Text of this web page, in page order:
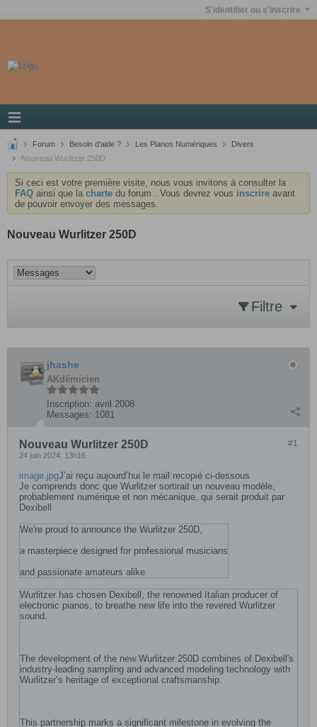
S'identifier ou s'inscrire
Forum Besoin d'aide ? Les Pianos Numériques
Divers
Nouveau Wurlitzer 250D
Si ceci est votre première visite, nous vous invitons à consulter la
FAQ ainsi que la charte du forum . Vous devrez vous inscrire avant
de pouvoir envoyer des messages.
Nouveau Wurlitzer 250D
Filtre
jhashe
AKdémicien
Inscription: avril 2008
Messages: 1081
#1
Nouveau Wurlitzer 250D
24 juin 2024, 13h16
image.jpg​J’ai reçu aujourd’hui le mail recopié ci-dessous
Je comprends donc que Wurlitzer sortirait un nouveau modèle,
probablement numérique et non mécanique, qui serait produit par
Dexibell
We're proud to announce the Wurlitzer 250D,
a masterpiece designed for professional musicians
and passionate amateurs alike
Wurlitzer has chosen Dexibell, the renowned Italian producer of
electronic pianos, to breathe new life into the revered Wurlitzer
sound.
The development of the new Wurlitzer 250D combines of Dexibell's
industry-leading sampling and advanced modeling technology with
Wurlitzer’s heritage of exceptional craftsmanship.
This partnership marks a significant milestone in evolving the